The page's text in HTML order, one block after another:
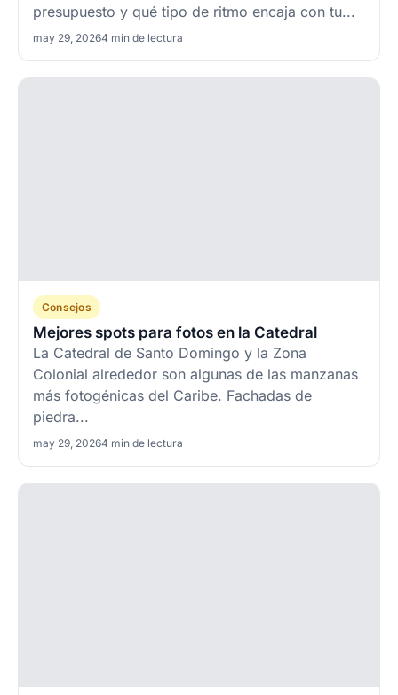
presupuesto y qué tipo de ritmo encaja con tu...
may 29, 20264 min de lectura
Consejos
Mejores spots para fotos en la Catedral
La Catedral de Santo Domingo y la Zona
Colonial alrededor son algunas de las manzanas
más fotogénicas del Caribe. Fachadas de
piedra...
may 29, 20264 min de lectura